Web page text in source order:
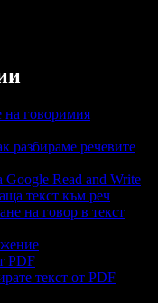
на говоримия
разбираме речевите
Google Read and Write
текст към реч
на говор в текст
PDF
текст от PDF